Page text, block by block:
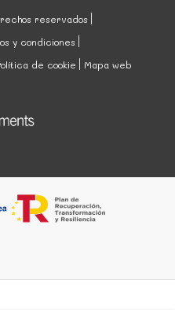
reservados
y condiciones
de cookie Mapa web